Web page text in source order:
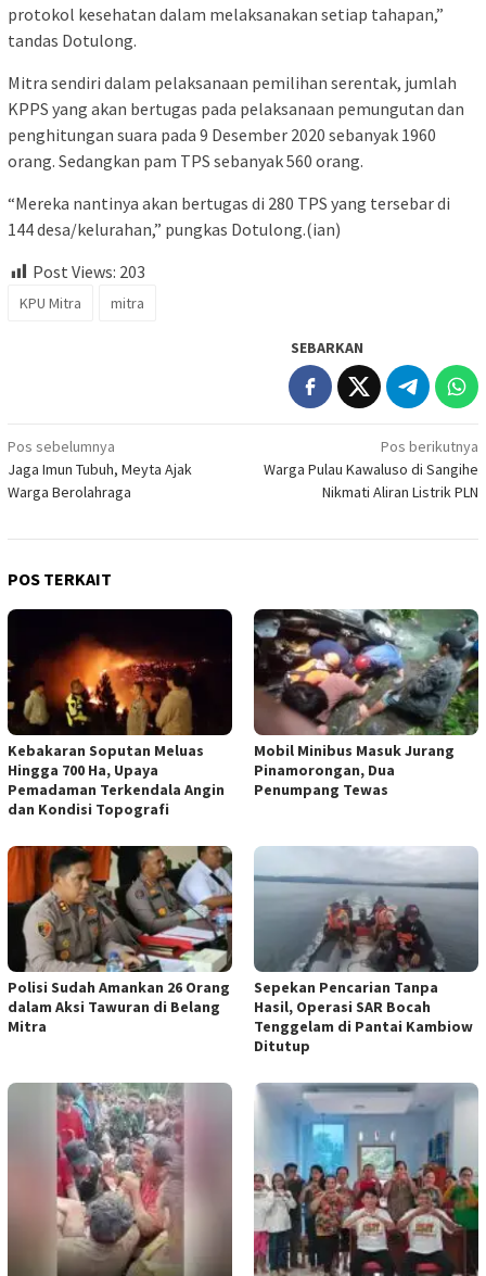
protokol kesehatan dalam melaksanakan setiap tahapan,”
tandas Dotulong.
Mitra sendiri dalam pelaksanaan pemilihan serentak, jumlah
KPPS yang akan bertugas pada pelaksanaan pemungutan dan
penghitungan suara pada 9 Desember 2020 sebanyak 1960
orang. Sedangkan pam TPS sebanyak 560 orang.
“Mereka nantinya akan bertugas di 280 TPS yang tersebar di
144 desa/kelurahan,” pungkas Dotulong.(ian)
Post Views: 203
KPU Mitra mitra
SEBARKAN
Navigasi
pos
Pos sebelumnya
Jaga Imun Tubuh, Meyta Ajak
Warga Berolahraga
Pos berikutnya
Warga Pulau Kawaluso di Sangihe
Nikmati Aliran Listrik PLN
POS TERKAIT
Kebakaran Soputan Meluas
Hingga 700 Ha, Upaya
Pemadaman Terkendala Angin
dan Kondisi Topografi
Mobil Minibus Masuk Jurang
Pinamorongan, Dua
Penumpang Tewas
Polisi Sudah Amankan 26 Orang
dalam Aksi Tawuran di Belang
Mitra
Sepekan Pencarian Tanpa
Hasil, Operasi SAR Bocah
Tenggelam di Pantai Kambiow
Ditutup